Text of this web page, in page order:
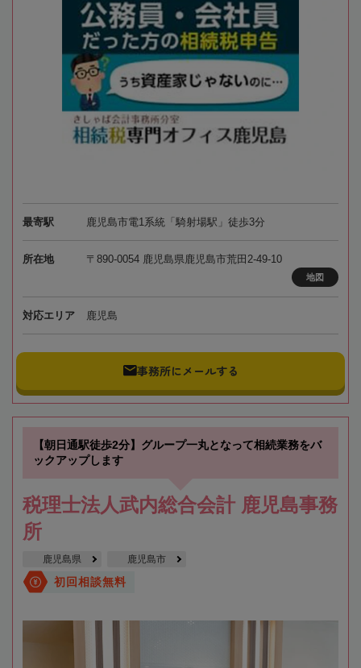
最寄駅 鹿児島市電1系統「騎射場駅」徒歩3分
所在地 〒890-0054 鹿児島県鹿児島市荒田2-49-10
地図
対応エリア 鹿児島
事務所にメールする
【朝日通駅徒歩2分】グループ一丸となって相続業務をバ
ックアップします
税理士法人武内総合会計 鹿児島事務
所
鹿児島県 鹿児島市
初回相談無料